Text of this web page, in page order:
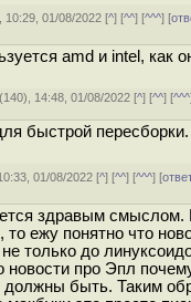
10:29, 01/08/2022 [^] [^^] [^^^] [
amd и intel, как
(140), 14:48, 01/08/2022 [^] [^^] [^^^
быстрой пересборки.
01/08/2022 [^] [^^] [^^^] [
здравым смыслом.
то ежу понятно что
только до
новости про Эпл
должны быть. Таким